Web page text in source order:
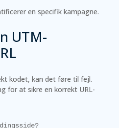
en specifik kampagne.
UTM-
kodet, kan det føre til fejl.
for at sikre en korrekt URL-